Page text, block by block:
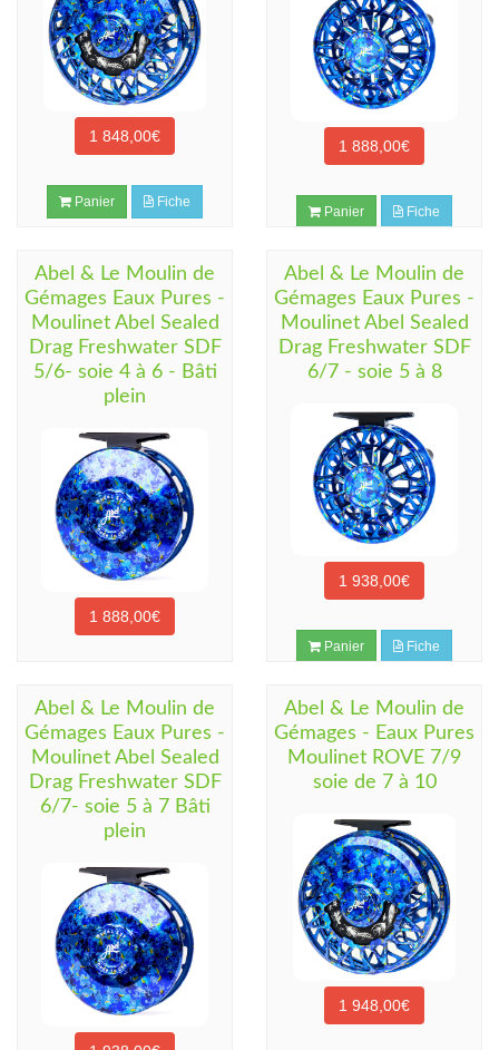
1 848,00€
Panier Fiche
1 888,00€
Panier Fiche
Abel & Le Moulin de
Gémages Eaux Pures -
Moulinet Abel Sealed
Drag Freshwater SDF
5/6- soie 4 à 6 - Bâti
plein
1 888,00€
Abel & Le Moulin de
Gémages Eaux Pures -
Moulinet Abel Sealed
Drag Freshwater SDF
6/7 - soie 5 à 8
1 938,00€
Panier Fiche
Abel & Le Moulin de
Gémages Eaux Pures -
Moulinet Abel Sealed
Drag Freshwater SDF
6/7- soie 5 à 7 Bâti
plein
Abel & Le Moulin de
Gémages - Eaux Pures
Moulinet ROVE 7/9
soie de 7 à 10
1 948,00€